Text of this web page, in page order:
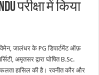
परीक्षा में किया
जालंधर के PG डिपार्टमेंट ऑफ़
अमृतसर द्वारा घोषित B.Sc.
हासिल की है। रवनीत कौर और